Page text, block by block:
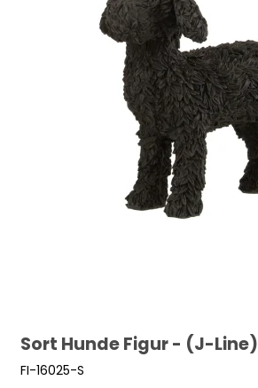
Sort Hunde Figur - (J-Line)
FI-16025-S